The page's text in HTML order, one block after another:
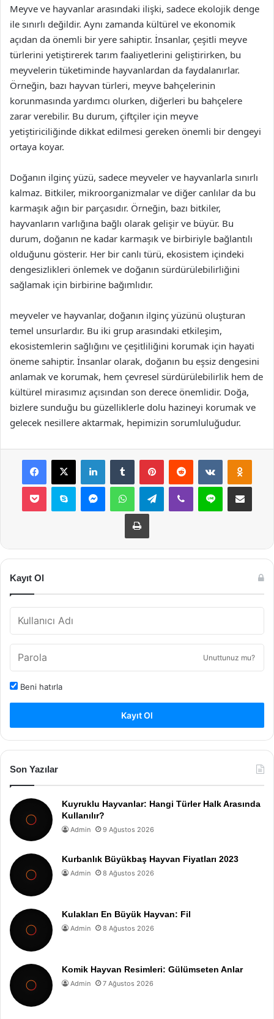
Meyve ve hayvanlar arasındaki ilişki, sadece ekolojik denge
ile sınırlı değildir. Aynı zamanda kültürel ve ekonomik
açıdan da önemli bir yere sahiptir. İnsanlar, çeşitli meyve
türlerini yetiştirerek tarım faaliyetlerini geliştirirken, bu
meyvelerin tüketiminde hayvanlardan da faydalanırlar.
Örneğin, bazı hayvan türleri, meyve bahçelerinin
korunmasında yardımcı olurken, diğerleri bu bahçelere
zarar verebilir. Bu durum, çiftçiler için meyve
yetiştiriciliğinde dikkat edilmesi gereken önemli bir dengeyi
ortaya koyar.
Doğanın ilginç yüzü, sadece meyveler ve hayvanlarla sınırlı
kalmaz. Bitkiler, mikroorganizmalar ve diğer canlılar da bu
karmaşık ağın bir parçasıdır. Örneğin, bazı bitkiler,
hayvanların varlığına bağlı olarak gelişir ve büyür. Bu
durum, doğanın ne kadar karmaşık ve birbiriyle bağlantılı
olduğunu gösterir. Her bir canlı türü, ekosistem içindeki
dengesizlikleri önlemek ve doğanın sürdürülebilirliğini
sağlamak için birbirine bağımlıdır.
meyveler ve hayvanlar, doğanın ilginç yüzünü oluşturan
temel unsurlardır. Bu iki grup arasındaki etkileşim,
ekosistemlerin sağlığını ve çeşitliliğini korumak için hayati
öneme sahiptir. İnsanlar olarak, doğanın bu eşsiz dengesini
anlamak ve korumak, hem çevresel sürdürülebilirlik hem de
kültürel mirasımız açısından son derece önemlidir. Doğa,
bizlere sunduğu bu güzelliklerle dolu hazineyi korumak ve
gelecek nesillere aktarmak, hepimizin sorumluluğudur.
Facebook
X LinkedInTumblr PinterestReddit VKontakte
Pocket Skype MessengerWhatsAppTelegramViber Line E-Posta ile
Yazdır
Kayıt Ol
Unuttunuz mu?
Beni hatırla
Kayıt Ol
Son Yazılar
Kuyruklu Hayvanlar: Hangi Türler Halk Arasında
Kullanılır?
Admin 9 Ağustos 2026
Kurbanlık Büyükbaş Hayvan Fiyatları 2023
Admin 8 Ağustos 2026
Kulakları En Büyük Hayvan: Fil
Admin 8 Ağustos 2026
Komik Hayvan Resimleri: Gülümseten Anlar
Admin 7 Ağustos 2026